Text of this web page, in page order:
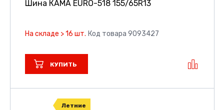
Шина КАМА EURO-518 155/65R13
На складе > 16 шт. Код товара 9093427
КУПИТЬ
Летние